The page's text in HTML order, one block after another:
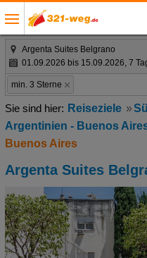
Argenta Suites Belgrano
01.09.2026 bis 15.09.2026, 7
min. 3 Sterne
Reiseziele
Argentinien - Buenos
Buenos Aires
Argenta Suites